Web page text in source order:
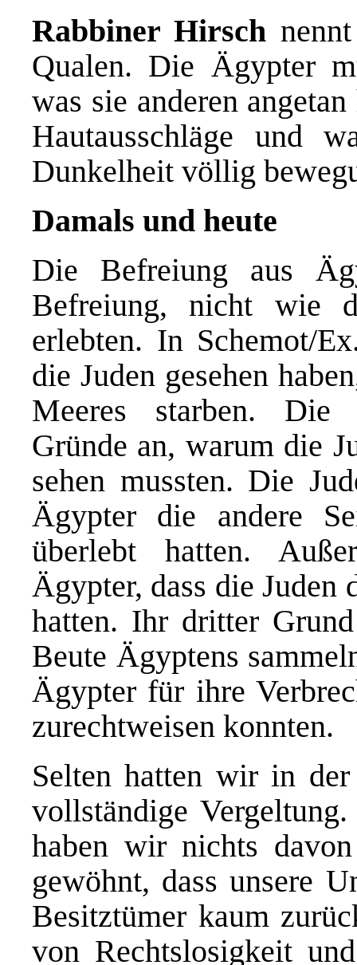
Rabbiner Hirsch
Qualen. Die Ägypter
was sie anderen
Hautausschläge und
Dunkelheit völlig
Damals und heute
Die Befreiung aus
Befreiung, nicht wie
erlebten. In Schemot/
die Juden gesehen
Meeres starben. Die
Gründe an, warum die
sehen mussten. Die
Ägypter die andere
überlebt hatten.
Ägypter, dass die Juden
hatten. Ihr dritter
Beute Ägyptens
Ägypter für ihre
zurechtweisen konnten.
Selten hatten wir in
vollständige
haben wir nichts
gewöhnt, dass unsere
Besitztümer kaum
von Rechtslosigkeit